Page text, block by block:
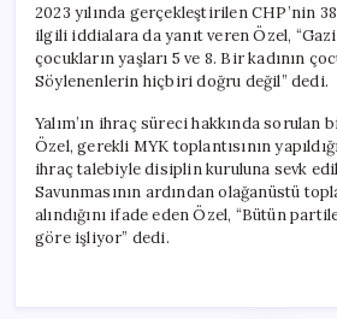
2023 yılında gerçekleştirilen CHP’nin
ilgili iddialara da yanıt veren Özel,
çocukların yaşları 5 ve 8. Bir kadının
Söylenenlerin hiçbiri doğru değil” dedi.
Yalım’ın ihraç süreci hakkında sorulan
Özel, gerekli MYK toplantısının
ihraç talebiyle disiplin kuruluna sevk
Savunmasının ardından olağanüstü
alındığını ifade eden Özel, “Bütün
göre işliyor” dedi.